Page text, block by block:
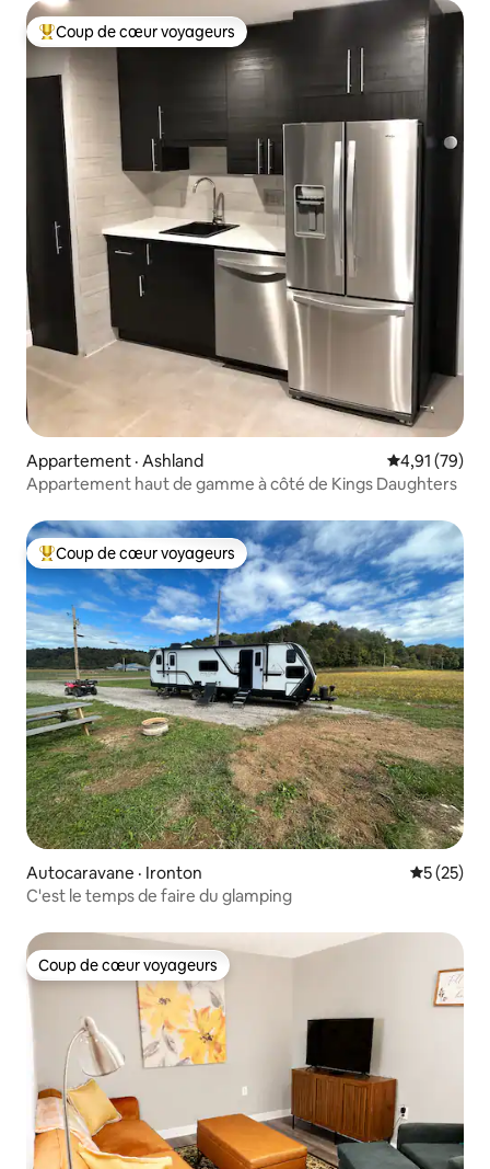
Coup de cœur voyageurs parmi les plus aimés
Coup de cœur voyageurs
Appartement · Ashland Note
4,91 (79)
Appartement haut de gamme à côté de Kings Daughters
Coup de cœur voyageurs parmi les plus aimés
Coup de cœur voyageurs
Autocaravane · Ironton Note
5 (25)
C'est le temps de faire du glamping
Coup de cœur voyageurs
Coup de cœur voyageurs